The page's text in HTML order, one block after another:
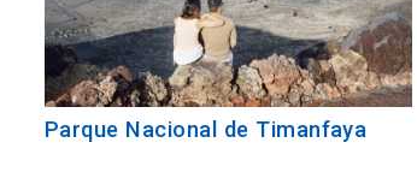
Parque Nacional de Timanfaya